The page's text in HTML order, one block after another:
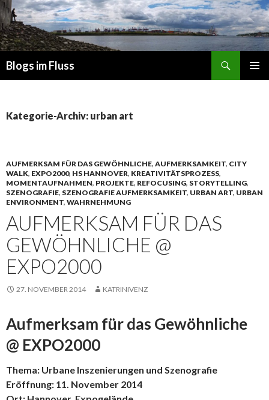
Blogs im Fluss
Kategorie-Archiv: urban art
AUFMERKSAM FÜR DAS GEWÖHNLICHE, AUFMERKSAMKEIT, CITY
WALK, EXPO2000, HS HANNOVER, KREATIVITÄTSPROZESS,
MOMENTAUFNAHMEN, PROJEKTE, REFOCUSING, STORYTELLING,
SZENOGRAFIE, SZENOGRAFIE AUFMERKSAMKEIT, URBAN ART, URBAN
ENVIRONMENT, WAHRNEHMUNG
AUFMERKSAM FÜR DAS
GEWÖHNLICHE @
EXPO2000
27. NOVEMBER 2014 KATRINIVENZ
Aufmerksam für das Gewöhnliche
@ EXPO2000
Thema: Urbane Inszenierungen und Szenografie
Eröffnung: 11. November 2014